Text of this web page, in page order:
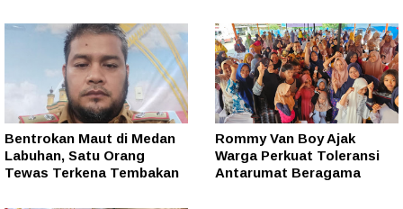
Bentrokan Maut di Medan
Labuhan, Satu Orang
Tewas Terkena Tembakan
Rommy Van Boy Ajak
Warga Perkuat Toleransi
Antarumat Beragama